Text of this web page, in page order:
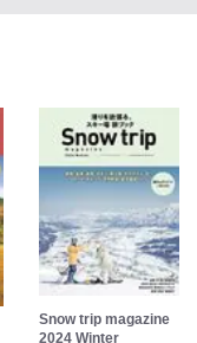
Snow trip magazine
2024 Winter